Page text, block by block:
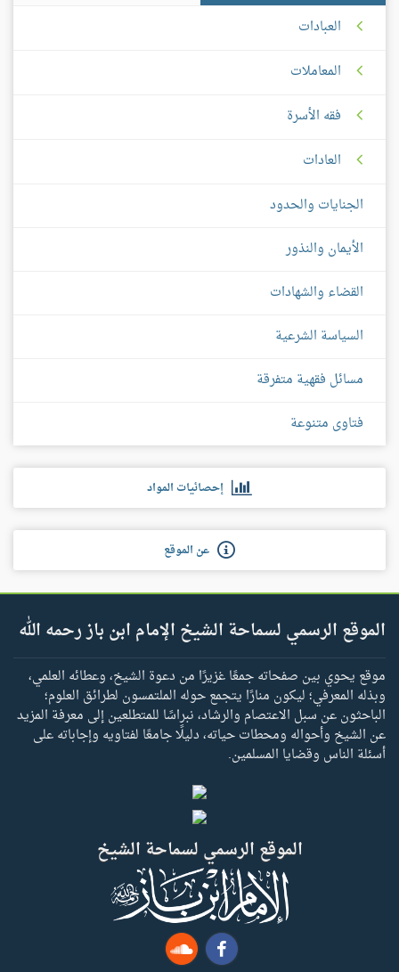
العبادات
المعاملات
فقه الأسرة
العادات
الجنايات والحدود
الأيمان والنذور
القضاء والشهادات
السياسة الشرعية
مسائل فقهية متفرقة
فتاوى متنوعة
إحصائيات المواد
عن الموقع
الموقع الرسمي لسماحة الشيخ الإمام ابن باز رحمه الله
موقع يحوي بين صفحاته جمعًا غزيرًا من دعوة الشيخ، وعطائه العلمي،
وبذله المعرفي؛ ليكون منارًا يتجمع حوله الملتمسون لطرائق العلوم؛
الباحثون عن سبل الاعتصام والرشاد، نبراسًا للمتطلعين إلى معرفة المزيد
عن الشيخ وأحواله ومحطات حياته، دليلًا جامعًا لفتاويه وإجاباته على
أسئلة الناس وقضايا المسلمين.
الموقع الرسمي لسماحة الشيخ